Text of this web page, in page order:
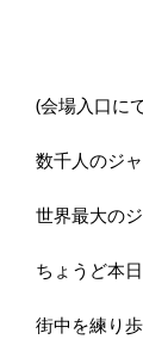
(会場入口に
数千人のジ
世界最大の
ちょうど本
街中を練り